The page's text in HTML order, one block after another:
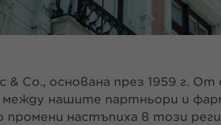
& Co., основана през 1959 г.
нашите партньори и
настъпиха в този